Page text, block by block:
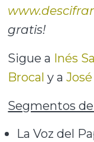
gratis!
Sigue a Inés
Brocal y a
Segmentos
La Voz del